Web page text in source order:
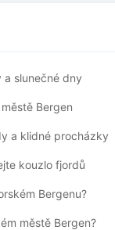
a slunečné dny
Bergen
a klidné procházky
kouzlo fjordů
Bergenu?
městě Bergen?